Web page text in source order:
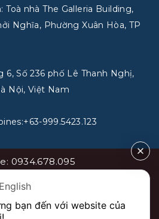
nhà The Galleria Building,
Nghĩa, Phường Xuân Hòa, TP
6, Số 236 phố Lê Thanh Nghị,
Nội, Việt Nam
999.5423.123
0934.678.095
©PhilEnglish Việt Nam
khi sao chép bài viết. Sơ đồ
bạn đến với website của